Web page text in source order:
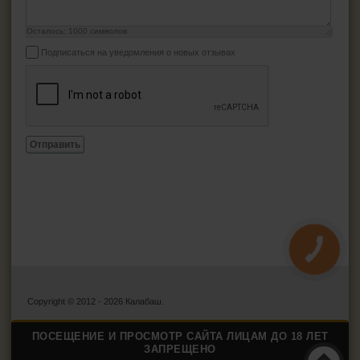
Осталось: 1000 символов
Подписаться на уведомления о новых отзывах
Отправить
Copyright © 2012 - 2026 Калабаш.
ПОСЕЩЕНИЕ И ПРОСМОТР САЙТА ЛИЦАМ ДО 18 ЛЕТ
ЗАПРЕЩЕНО
КНОПКА
ЗВ'ЯЗКУ